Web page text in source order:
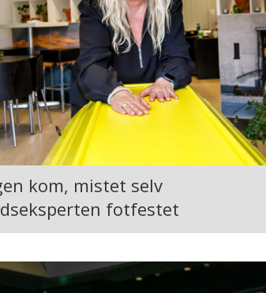
kom, mistet selv
fotfestet